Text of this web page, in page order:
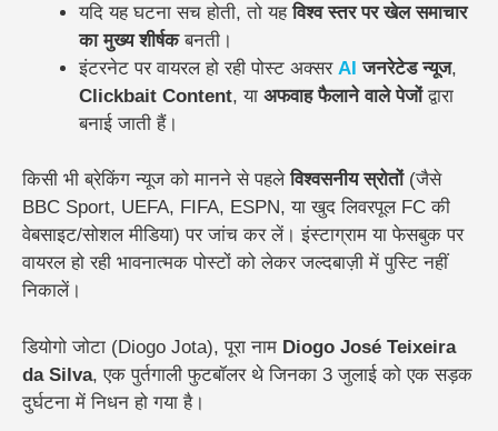
यदि यह घटना सच होती, तो यहविश्व स्तर पर खेल समाचार
का मुख्य शीर्षकबनती।
इंटरनेट पर वायरल हो रही पोस्ट अक्सर AI जनरेटेड न्यूज,
Clickbait Content, या अफवाह फैलाने वाले पेजोंद्वारा
बनाई जाती हैं।
किसी भी ब्रेकिंग न्यूज को मानने से पहलेविश्वसनीय स्रोतों(जैसे
BBC Sport, UEFA, FIFA, ESPN, या खुद लिवरपूल FC की
वेबसाइट/सोशल मीडिया) पर जांच कर लें। इंस्टाग्राम या फेसबुक पर
वायरल हो रही भावनात्मक पोस्टों को लेकर जल्दबाज़ी में पुस्टि नहीं
निकालें।
डियोगो जोटा (Diogo Jota), पूरा नाम Diogo José Teixeira
da Silva, एक पुर्तगाली फुटबॉलर थे जिनका 3 जुलाई को एक सड़क
दुर्घटना में निधन हो गया है।